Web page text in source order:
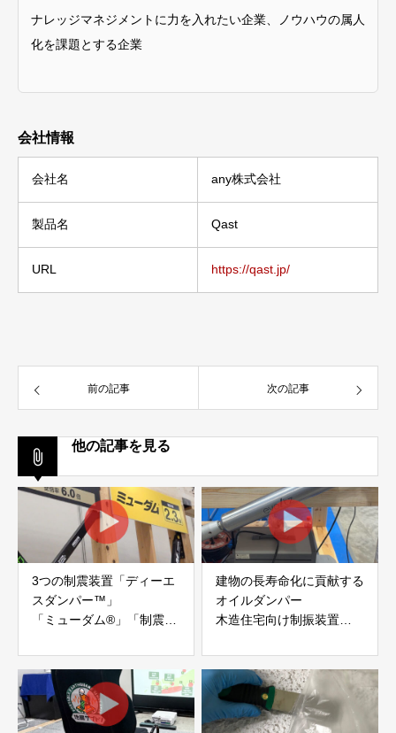
ナレッジマネジメントに力を入れたい企業、ノウハウの属人
化を課題とする企業
会社情報
会社名 any株式会社
製品名 Qast
URL https://qast.jp/
前の記事 次の記事
他の記事を見る
3つの制震装置「ディーエ
スダンパー™」
「ミューダム®」「制震テ
アイディールブレーン株式
会社
建物の長寿命化に貢献する
オイルダンパー
木造住宅向け制振装置
株式会社evoltz